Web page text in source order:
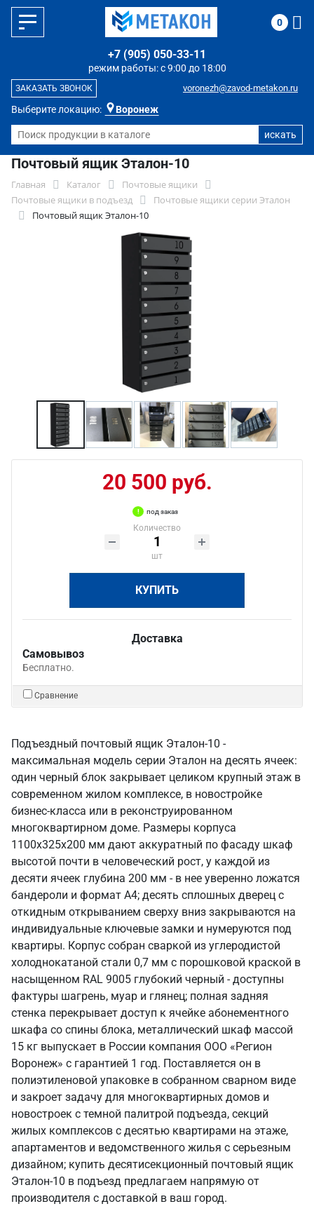
Выберите локацию: Воронеж
режим работы: с 9:00 до 18:00
+7 (905) 050-33-11
voronezh@zavod-metakon.ru
ЗАКАЗАТЬ ЗВОНОК
0
Почтовый ящик Эталон-10
Главная Каталог
Почтовые ящики
Почтовые ящики в подъезд
Почтовые ящики серии Эталон
Почтовый ящик Эталон-10
20 500 руб.
под заказ
Количество
шт
КУПИТЬ
Доставка
Самовывоз
Бесплатно.
Сравнение
Подъездный почтовый ящик Эталон-10 -
максимальная модель серии Эталон на десять ячеек:
один черный блок закрывает целиком крупный этаж в
современном жилом комплексе, в новостройке
бизнес-класса или в реконструированном
многоквартирном доме. Размеры корпуса
1100х325х200 мм дают аккуратный по фасаду шкаф
высотой почти в человеческий рост, у каждой из
десяти ячеек глубина 200 мм - в нее уверенно ложатся
бандероли и формат А4; десять сплошных дверец с
откидным открыванием сверху вниз закрываются на
индивидуальные ключевые замки и нумеруются под
квартиры. Корпус собран сваркой из углеродистой
холоднокатаной стали 0,7 мм с порошковой краской в
насыщенном RAL 9005 глубокий черный - доступны
фактуры шагрень, муар и глянец; полная задняя
стенка перекрывает доступ к ячейке абонементного
шкафа со спины блока, металлический шкаф массой
15 кг выпускает в России компания ООО «Регион
Воронеж» с гарантией 1 год. Поставляется он в
полиэтиленовой упаковке в собранном сварном виде
и закроет задачу для многоквартирных домов и
новостроек с темной палитрой подъезда, секций
жилых комплексов с десятью квартирами на этаже,
апартаментов и ведомственного жилья с серьезным
дизайном; купить десятисекционный почтовый ящик
Эталон-10 в подъезд предлагаем напрямую от
производителя с доставкой в ваш город.